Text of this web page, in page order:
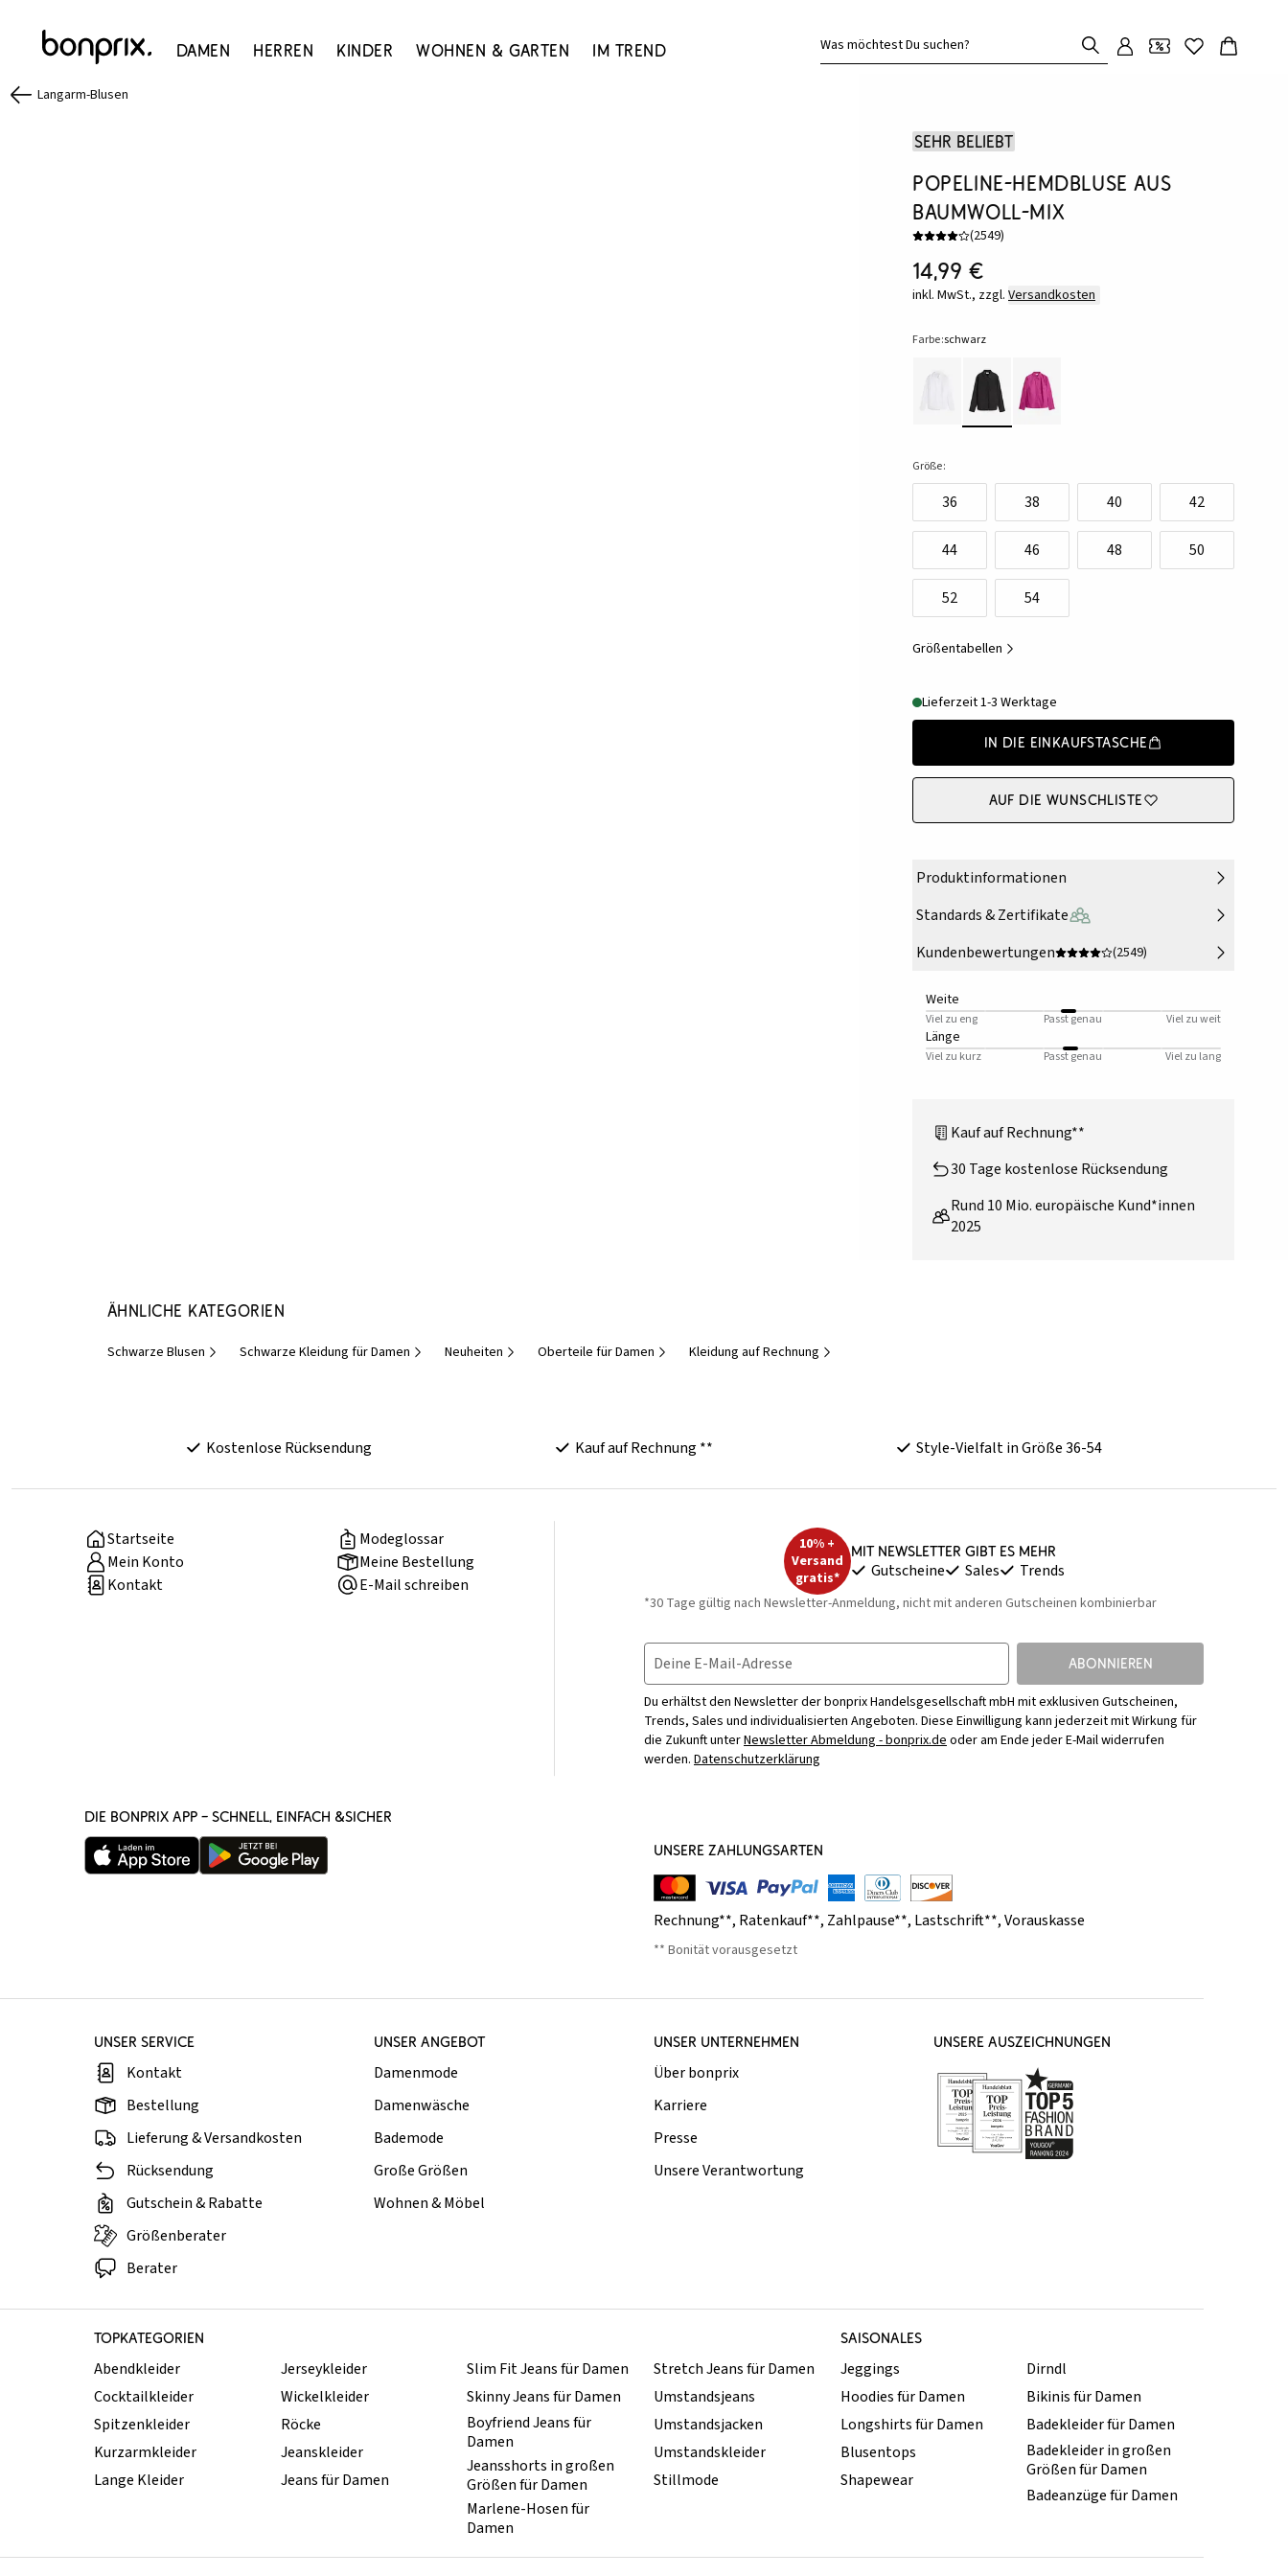
Damen Herren Kinder Wohnen & Garten Im Trend Was möchtest Du suchen?
Langarm-Blusen
Sehr beliebt
Popeline-Hemdbluse aus
Baumwoll-Mix
(2549)
14,99 €
inkl. MwSt., zzgl. Versandkosten
Farbe:schwarz
Größe:
36 38 40 42
44 46 48 50
52 54
Größentabellen
Lieferzeit 1-3 Werktage
In die Einkaufstasche
Auf die Wunschliste
Produktinformationen
Standards & Zertifikate
Kundenbewertungen
(2549)
Weite
Viel zu eng Passt genau Viel zu weit
Länge
Viel zu kurz Passt genau Viel zu lang
Kauf auf Rechnung**
30 Tage kostenlose Rücksendung
Rund 10 Mio. europäische Kund*innen
2025
Ähnliche Kategorien
Schwarze Blusen Schwarze Kleidung für Damen Neuheiten Oberteile für Damen Kleidung auf Rechnung
Kostenlose Rücksendung Kauf auf Rechnung ** Style-Vielfalt in Größe 36-54
Startseite
Modeglossar
Mein Konto
Meine Bestellung
Kontakt
E-Mail schreiben
10% +
Versand
gratis*
Mit Newsletter gibt es mehr
Gutscheine Sales Trends
*30 Tage gültig nach Newsletter-Anmeldung, nicht mit anderen Gutscheinen kombinierbar
Deine E-Mail-Adresse ABONNIEREN
Du erhältst den Newsletter der bonprix Handelsgesellschaft mbH mit exklusiven Gutscheinen,
Trends, Sales und individualisierten Angeboten. Diese Einwilligung kann jederzeit mit Wirkung für
die Zukunft unterNewsletter Abmeldung - bonprix.deoder am Ende jeder E-Mail widerrufen
werden. Datenschutzerklärung
DIE BONPRIX APP – SCHNELL, EINFACH &SICHER
UNSERE ZAHLUNGSARTEN
Rechnung**, Ratenkauf**, Zahlpause**, Lastschrift**,Vorauskasse
** Bonität vorausgesetzt
UNSER SERVICE
Kontakt
Bestellung
Lieferung & Versandkosten
Rücksendung
Gutschein & Rabatte
Größenberater
Berater
UNSER ANGEBOT
Damenmode
Damenwäsche
Bademode
Große Größen
Wohnen & Möbel
UNSER UNTERNEHMEN
Über bonprix
Karriere
Presse
Unsere Verantwortung
UNSERE AUSZEICHNUNGEN
TOPKATEGORIEN SAISONALES
Abendkleider
Cocktailkleider
Spitzenkleider
Kurzarmkleider
Lange Kleider
Jerseykleider
Wickelkleider
Röcke
Jeanskleider
Jeans für Damen
Slim Fit Jeans für Damen
Skinny Jeans für Damen
Boyfriend Jeans für
Damen
Jeansshorts in großen
Größen für Damen
Marlene-Hosen für
Damen
Stretch Jeans für Damen
Umstandsjeans
Umstandsjacken
Umstandskleider
Stillmode
Jeggings
Hoodies für Damen
Longshirts für Damen
Blusentops
Shapewear
Dirndl
Bikinis für Damen
Badekleider für Damen
Badekleider in großen
Größen für Damen
Badeanzüge für Damen